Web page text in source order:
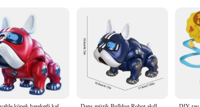
doll is not only a delightful companion for playtime but also a
for wholesale vendors and suppliers looking to offer a product that
item for anyone who appreciates the classic charm of this